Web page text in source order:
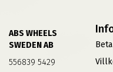
ABS WHEELS
SWEDEN AB
556839 5429